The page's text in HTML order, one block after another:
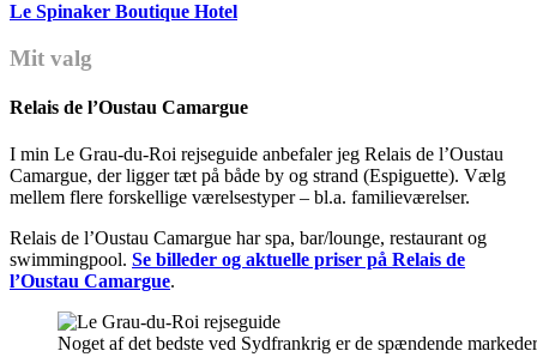
Le Spinaker Boutique Hotel
Mit valg
Relais de l’Oustau Camargue
I min Le Grau-du-Roi rejseguide anbefaler jeg Relais de l’Oustau
Camargue, der ligger tæt på både by og strand (Espiguette). Vælg
mellem flere forskellige værelsestyper – bl.a. familieværelser.
Relais de l’Oustau Camargue har spa, bar/lounge, restaurant og
swimmingpool. Se billeder og aktuelle priser på Relais de
l’Oustau Camargue.
Noget af det bedste ved Sydfrankrig er de spændende markeder